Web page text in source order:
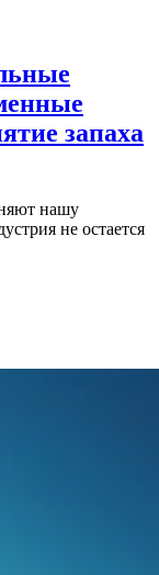
запаха
нашу
не остается